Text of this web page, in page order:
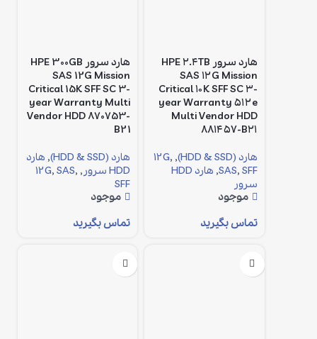
هارد سرور HPE ۲.۴TB
SAS ۱۲G Mission
Critical ۱۰K SFF SC ۳-
year Warranty ۵۱۲e
Multi Vendor HDD
۸۸۱۴۵۷-B۲۱
هارد (HDD & SSD)
,
12G,
SAS, SFF
,
هارد HDD
سرور
موجود
تماس بگیرید
هارد سرور HPE 300GB
SAS 12G Mission
Critical 15K SFF SC 3-
year Warranty Multi
Vendor HDD 870753-
B21
هارد (HDD & SSD)
, هارد
HDD سرور
,
12G,SAS,
SFF
موجود
تماس بگیرید